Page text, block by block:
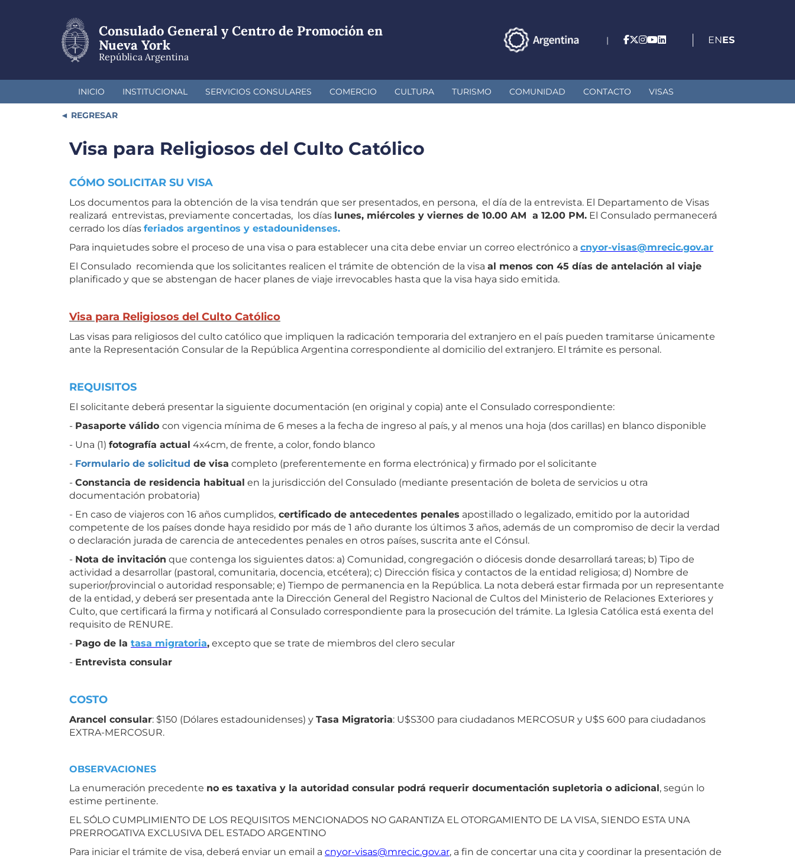
Consulado General y Centro de Promoción en
Nueva York
República Argentina
| ENES
INICIO INSTITUCIONAL SERVICIOS CONSULARES COMERCIO CULTURA TURISMO COMUNIDAD CONTACTO VISAS
REGRESAR
Visa para Religiosos del Culto Católico
CÓMO SOLICITAR SU VISA
Los documentos para la obtención de la visa tendrán que ser presentados, en persona, el día de la entrevista. El Departamento de Visas
realizará entrevistas, previamente concertadas, los días lunes, miércoles y viernes de 10.00 AM a 12.00 PM. El Consulado permanecerá
cerrado los días feriados argentinos y estadounidenses.
Para inquietudes sobre el proceso de una visa o para establecer una cita debe enviar un correo electrónico a cnyor-visas@mrecic.gov.ar
El Consulado recomienda que los solicitantes realicen el trámite de obtención de la visa al menos con 45 días de antelación al viaje
planificado y que se abstengan de hacer planes de viaje irrevocables hasta que la visa haya sido emitida.
Visa para Religiosos del Culto Católico
Las visas para religiosos del culto católico que impliquen la radicación temporaria del extranjero en el país pueden tramitarse únicamente
ante la Representación Consular de la República Argentina correspondiente al domicilio del extranjero. El trámite es personal.
REQUISITOS
El solicitante deberá presentar la siguiente documentación (en original y copia) ante el Consulado correspondiente:
- Pasaporte válido con vigencia mínima de 6 meses a la fecha de ingreso al país, y al menos una hoja (dos carillas) en blanco disponible
- Una (1) fotografía actual 4x4cm, de frente, a color, fondo blanco
- Formulario de solicitud de visa completo (preferentemente en forma electrónica) y firmado por el solicitante
- Constancia de residencia habitual en la jurisdicción del Consulado (mediante presentación de boleta de servicios u otra
documentación probatoria)
- En caso de viajeros con 16 años cumplidos, certificado de antecedentes penales apostillado o legalizado, emitido por la autoridad
competente de los países donde haya residido por más de 1 año durante los últimos 3 años, además de un compromiso de decir la verdad
o declaración jurada de carencia de antecedentes penales en otros países, suscrita ante el Cónsul.
- Nota de invitación que contenga los siguientes datos: a) Comunidad, congregación o diócesis donde desarrollará tareas; b) Tipo de
actividad a desarrollar (pastoral, comunitaria, docencia, etcétera); c) Dirección física y contactos de la entidad religiosa; d) Nombre de
superior/provincial o autoridad responsable; e) Tiempo de permanencia en la República. La nota deberá estar firmada por un representante
de la entidad, y deberá ser presentada ante la Dirección General del Registro Nacional de Cultos del Ministerio de Relaciones Exteriores y
Culto, que certificará la firma y notificará al Consulado correspondiente para la prosecución del trámite. La Iglesia Católica está exenta del
requisito de RENURE.
- Pago de la tasa migratoria, excepto que se trate de miembros del clero secular
- Entrevista consular
COSTO
Arancel consular: $150 (Dólares estadounidenses) y Tasa Migratoria: U$S300 para ciudadanos MERCOSUR y U$S 600 para ciudadanos
EXTRA-MERCOSUR.
OBSERVACIONES
La enumeración precedente no es taxativa y la autoridad consular podrá requerir documentación supletoria o adicional, según lo
estime pertinente.
EL SÓLO CUMPLIMIENTO DE LOS REQUISITOS MENCIONADOS NO GARANTIZA EL OTORGAMIENTO DE LA VISA, SIENDO ESTA UNA
PRERROGATIVA EXCLUSIVA DEL ESTADO ARGENTINO
Para iniciar el trámite de visa, deberá enviar un email a cnyor-visas@mrecic.gov.ar, a fin de concertar una cita y coordinar la presentación de